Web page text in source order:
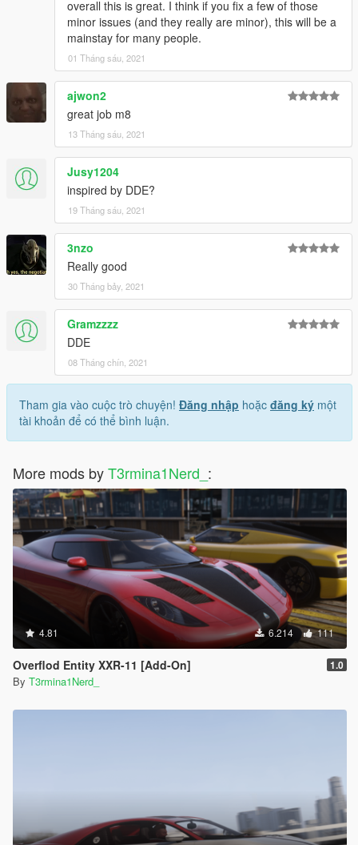
overall this is great. I think if you fix a few of those
minor issues (and they really are minor), this will be a
mainstay for many people.
01 Tháng sáu, 2021
ajwon2
great job m8
13 Tháng sáu, 2021
Jusy1204
inspired by DDE?
19 Tháng sáu, 2021
3nzo
Really good
30 Tháng bảy, 2021
Gramzzzz
DDE
08 Tháng chín, 2021
Tham gia vào cuộc trò chuyện! Đăng nhập hoặc đăng ký một
tài khoản để có thể bình luận.
More mods byT3rmina1Nerd_ :
4.81 6.214 111
Overflod Entity XXR-11 [Add-On] 1.0
By T3rmina1Nerd_